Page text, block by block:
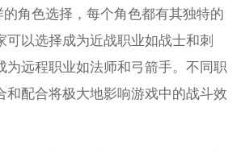
角色选择，每个角色都有其独特的
可以选择成为近战职业如战士和刺
为远程职业如法师和弓箭手。不同职
和配合将极大地影响游戏中的战斗效